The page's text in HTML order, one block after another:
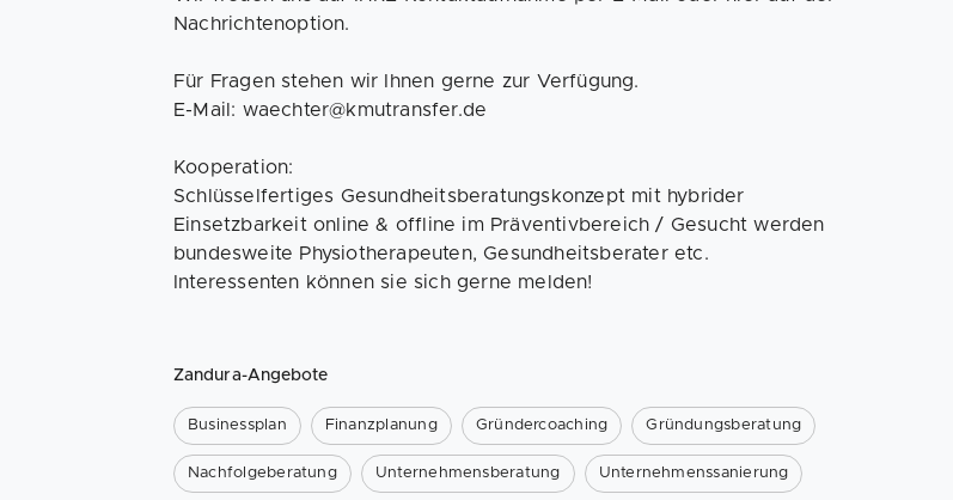
Nachrichtenoption.
Für Fragen stehen wir Ihnen gerne zur Verfügung.
E-Mail: waechter@kmutransfer.de
Kooperation:
Schlüsselfertiges Gesundheitsberatungskonzept mit hybrider
Einsetzbarkeit online & offline im Präventivbereich / Gesucht werden
bundesweite Physiotherapeuten, Gesundheitsberater etc.
Interessenten können sie sich gerne melden!
Zandura-Angebote
Businessplan Finanzplanung Gründercoaching Gründungsberatung
Nachfolgeberatung Unternehmensberatung Unternehmenssanierung